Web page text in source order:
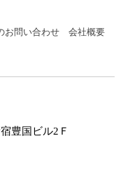
お問い合わせ
会社概要
豊国ビル2Ｆ